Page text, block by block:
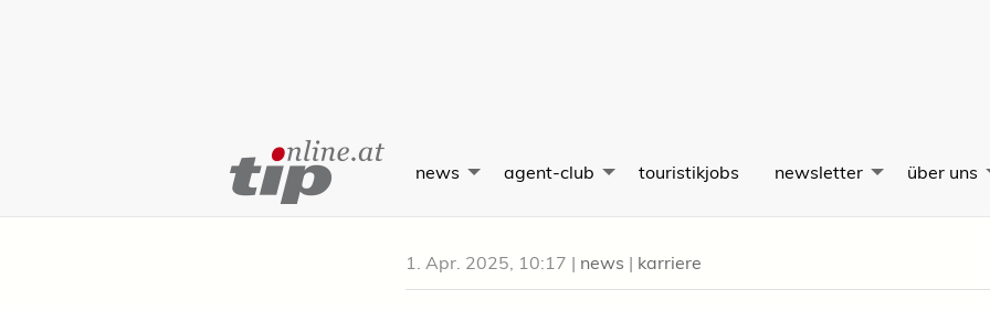
Content
news agent-club touristikjobs newsletter über uns
1. Apr. 2025, 10:17 | news | karriere